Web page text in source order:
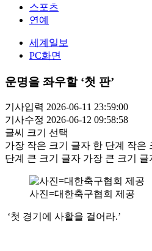
스포츠
연예
세계일보
PC화면
운명을 좌우할 ‘첫 판’
기사입력 2026-06-11 23:59:00
기사수정 2026-06-12 09:58:58
글씨 크기 선택
가장 작은 크기 글자 한 단계 작은
단계 큰 크기 글자 가장 큰 크기 글
사진=대한축구협회 제공
‘첫 경기에 사활을 걸어라.’